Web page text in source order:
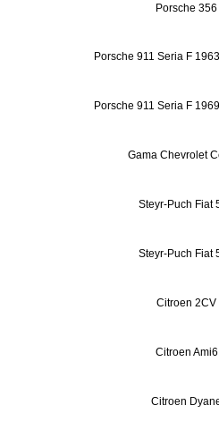
Porsche
Porsche 911 Seria F
Porsche 911 Seria F
Gama Chevrolet
Steyr-Puch Fiat
Steyr-Puch Fiat
Citroen 2CV
Citroen
Citroen